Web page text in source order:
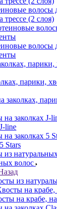
волосы
трессе (2 слоя)
волосы
парики,
заколках,
line
Stars
волос
из
на крабе,